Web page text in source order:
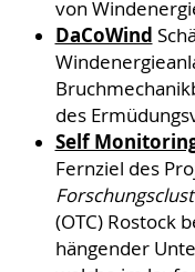
von
DaCoWind
des
Self Monitoring
Fernziel des
(OTC) Rostock
hängender